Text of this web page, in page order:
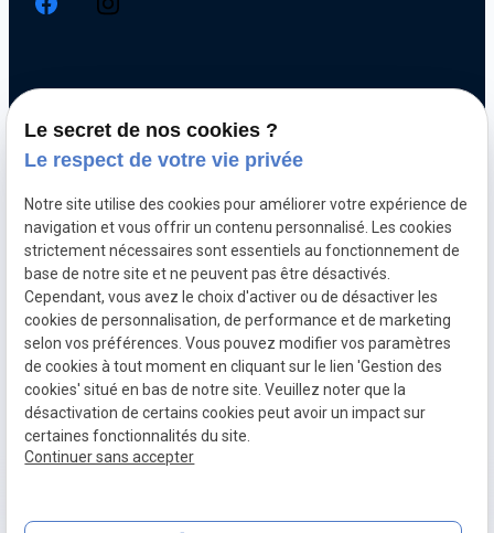
Optimisation automobile
Diagnostic électronique
Echappement inox et titane
Décalaminage hydrogène
Clonage de calculateur moteur
Mentions
légales
Politique de
confidentialité
Gestion
des
cookies
Plan du
site
CGV
Le secret de nos cookies ?
Le respect de votre vie privée
Notre site utilise des cookies pour améliorer votre expérience de
navigation et vous offrir un contenu personnalisé. Les cookies
strictement nécessaires sont essentiels au fonctionnement de
base de notre site et ne peuvent pas être désactivés.
Cependant, vous avez le choix d'activer ou de désactiver les
cookies de personnalisation, de performance et de marketing
selon vos préférences. Vous pouvez modifier vos paramètres
de cookies à tout moment en cliquant sur le lien 'Gestion des
cookies' situé en bas de notre site. Veuillez noter que la
désactivation de certains cookies peut avoir un impact sur
certaines fonctionnalités du site.
Continuer sans accepter